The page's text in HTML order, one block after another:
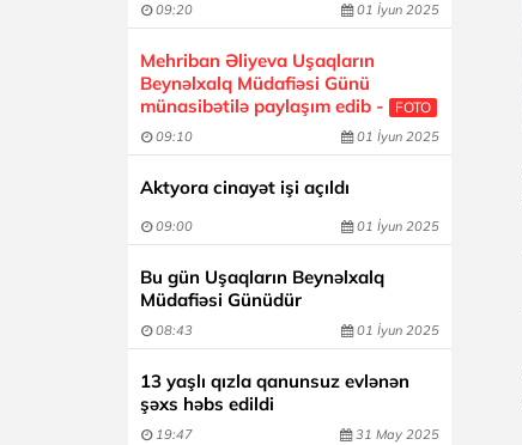
09:20 01 İyun 2025
Mehriban Əliyeva Uşaqların
Beynəlxalq Müdafiəsi Günü
münasibətilə paylaşım edib -
FOTO
09:10 01 İyun 2025
Aktyora cinayət işi açıldı
09:00 01 İyun 2025
Bu gün Uşaqların Beynəlxalq
Müdafiəsi Günüdür
08:43 01 İyun 2025
13 yaşlı qızla qanunsuz evlənən
şəxs həbs edildi
19:47 31 May 2025